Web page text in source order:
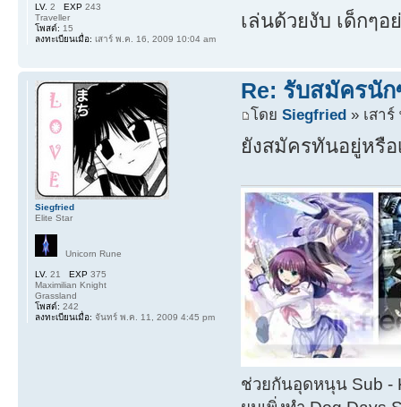
เล่นด้วยงับ เด็กๆอ
LV. 2 EXP 243
Traveller
โพสต์: 15
ลงทะเบียนเมื่อ: เสาร์ พ.ค. 16, 2009 10:04 am
Re: รับสมัครนั
โดยSiegfried » เสาร์
ยังสมัครทันอยู่หรื
ช่วยกันอุดหนุน Sub -
Siegfried
Elite Star
Unicorn Rune
LV. 21 EXP 375
Maximilian Knight
Grassland
โพสต์: 242
ลงทะเบียนเมื่อ: จันทร์ พ.ค. 11, 2009 4:45 pm